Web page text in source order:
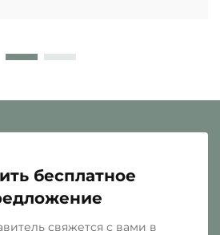
бесплатное
свяжется с вами в